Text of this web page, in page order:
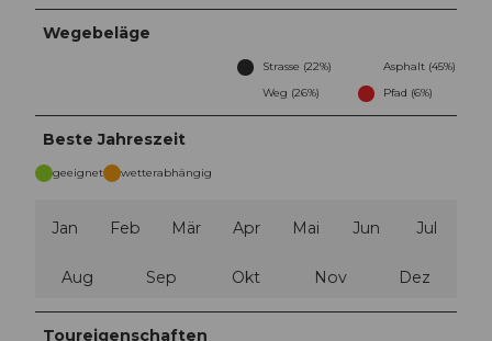
Wegebeläge
Strasse (22%)
Asphalt (45%)
Weg (26%)
Pfad (6%)
Beste Jahreszeit
geeignet wetterabhängig
Jan Feb Mär Apr Mai Jun Jul
Aug Sep Okt Nov Dez
Toureigenschaften